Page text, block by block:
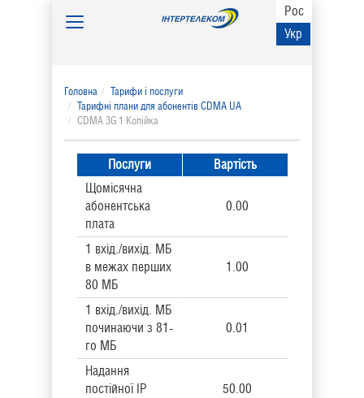
Рос
Укр
Toggle
Головна
Тарифи і послуги
Тарифні плани для абонентів CDMA UA
CDMA 3G 1 Копійка
Послуги
Вартість
Щомісячна
абонентська
плата
0.00
1 вхід./вихід. МБ
в межах перших
80 МБ
1.00
1 вхід./вихід. МБ
починаючи з 81-
го МБ
0.01
Надання
постійної IP
50.00